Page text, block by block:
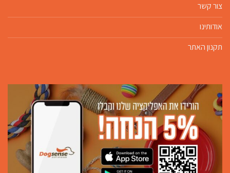
צור קשר
אודותינו
תקנון האתר